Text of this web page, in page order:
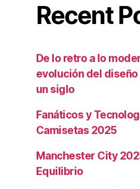
Recent
De lo retro a lo
evolución del
un siglo
Fanáticos y
Camisetas 2025
Manchester City
Equilibrio